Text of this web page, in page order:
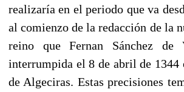
realizaría en el periodo que va
al comienzo de la redacción de la
reino que Fernan Sánchez de
interrumpida el 8 de abril de 1344
de Algeciras. Estas precisiones